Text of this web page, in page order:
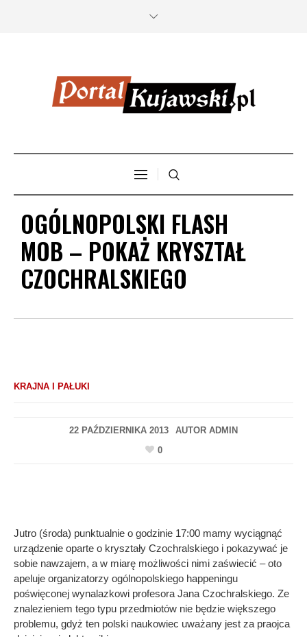
OGÓLNOPOLSKI FLASH
MOB – POKAŻ KRYSZTAŁ
CZOCHRALSKIEGO
KRAJNA I PAŁUKI
22 PAŹDZIERNIKA 2013 AUTOR ADMIN
0
Jutro (środa) punktualnie o godzinie 17:00 mamy wyciągnąć
urządzenie oparte o kryształy Czochralskiego i pokazywać je
sobie nawzajem, a w miarę możliwości nimi zaświecić – oto
apeluje organizatorzy ogólnopolskiego happeningu
poświęconej wynalazkowi profesora Jana Czochralskiego. Ze
znalezieniem tego typu przedmiotów nie będzie większego
problemu, gdyż ten polski naukowiec uważany jest za praojca